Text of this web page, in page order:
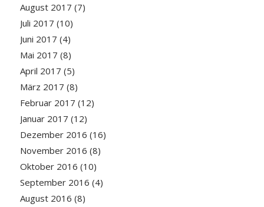
August 2017 (7)
Juli 2017 (10)
Juni 2017 (4)
Mai 2017 (8)
April 2017 (5)
März 2017 (8)
Februar 2017 (12)
Januar 2017 (12)
Dezember 2016 (16)
November 2016 (8)
Oktober 2016 (10)
September 2016 (4)
August 2016 (8)